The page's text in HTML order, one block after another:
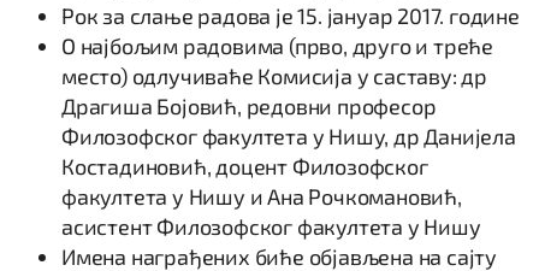
Рок за слање радова је 15. јануар 2017. године
О најбољим радовима (прво, друго и треће
место) одлучиваће Комисија у саставу: др
Драгиша Бојовић, редовни професор
Филозофског факултета у Нишу, др Данијела
Костадиновић, доцент Филозофског
факултета у Нишу и Ана Рочкомановић,
асистент Филозофског факултета у Нишу
Имена награђених биће објављена на сајту